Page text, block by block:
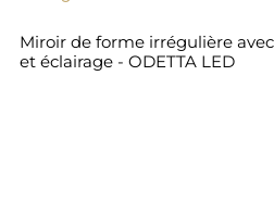
Miroir de forme irrégulière
et éclairage - ODETTA LED